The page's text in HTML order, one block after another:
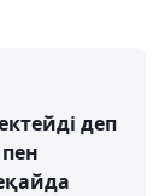
деп